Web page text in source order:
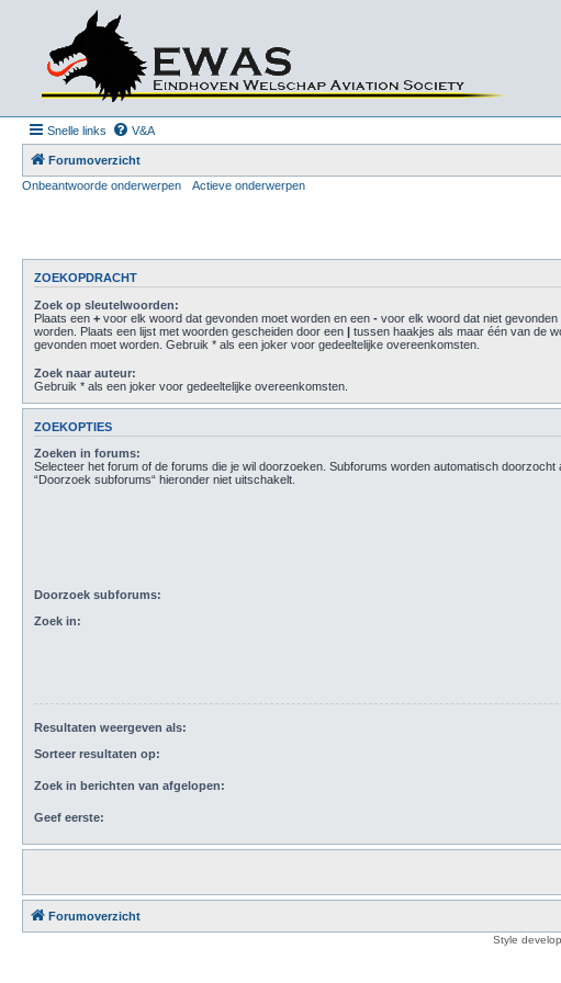
Snelle links V&A
Forumoverzicht
Onbeantwoorde onderwerpen
Actieve onderwerpen
ZOEKOPDRACHT
Zoek op sleutelwoorden:
Plaats een + voor elk woord dat gevonden moet worden en een - voor elk woord dat niet gevonden
worden. Plaats een lijst met woorden gescheiden door een | tussen haakjes als maar één van de
gevonden moet worden. Gebruik * als een joker voor gedeeltelijke overeenkomsten.
Zoek naar auteur:
Gebruik * als een joker voor gedeeltelijke overeenkomsten.
ZOEKOPTIES
Zoeken in forums:
Selecteer het forum of de forums die je wil doorzoeken. Subforums worden automatisch doorzocht
“Doorzoek subforums“ hieronder niet uitschakelt.
Doorzoek subforums:
Zoek in:
Resultaten weergeven als:
Sorteer resultaten op:
Zoek in berichten van afgelopen:
Geef eerste:
Forumoverzicht
Style